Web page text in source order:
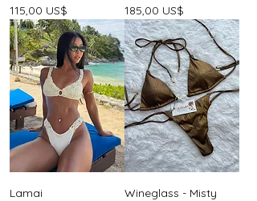
Precio
115,00 US$
Precio
185,00 US$
Lamai
Wineglass - Misty